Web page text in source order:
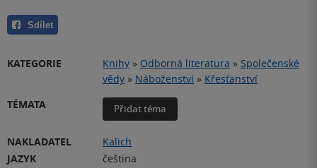
Sdílet
KATEGORIE Knihy » Odborná literatura » Společenské
vědy » Náboženství » Křesťanství
TÉMATA
Přidat téma
NAKLADATEL
Kalich
JAZYK
čeština